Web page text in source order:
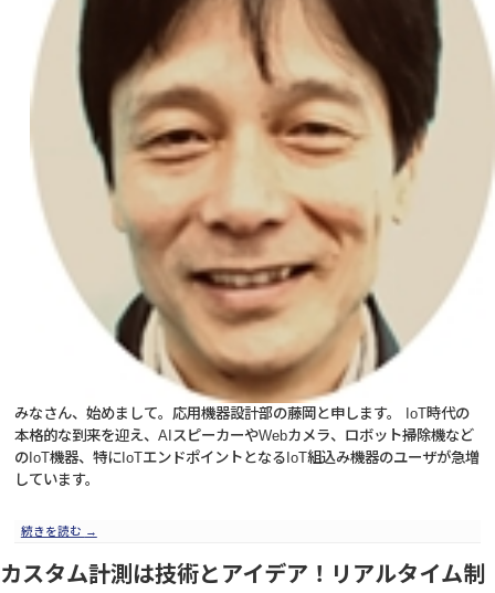
みなさん、始めまして。応用機器設計部の藤岡と申します。 IoT時代の
本格的な到来を迎え、AIスピーカーやWebカメラ、ロボット掃除機など
のIoT機器、特にIoTエンドポイントとなるIoT組込み機器のユーザが急増
しています。
続きを読む →
カスタム計測は技術とアイデア！リアルタイム制